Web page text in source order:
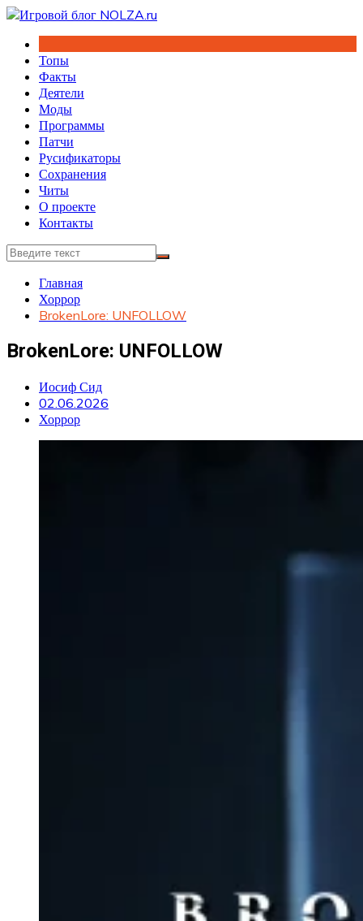
Перейти
содержимому
Топы
Факты
Деятели
Моды
Программы
Патчи
Русификаторы
Сохранения
Читы
О проекте
Контакты
Главная
Хоррор
BrokenLore: UNFOLLOW
BrokenLore: UNFOLLOW
Иосиф Сид
02.06.2026
Хоррор